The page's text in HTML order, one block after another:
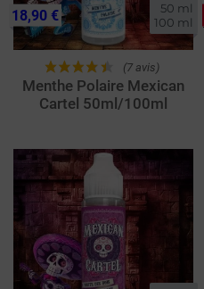
50 ml
100 ml
(7 avis)
Menthe Polaire Mexican
Cartel 50ml/100ml
18,90 €